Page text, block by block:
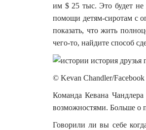
им $ 25 тыс. Это будет не
помощи детям-сиротам с
показать, что жить
чего-то, найдите способ
© Kevan Chandler/Facebook
Команда Кевана
возможностями. Больше о
Говорили ли вы себе